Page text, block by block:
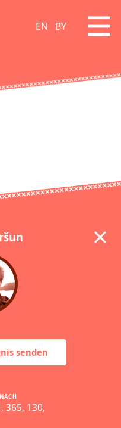
EN BY
senden
365, 130,